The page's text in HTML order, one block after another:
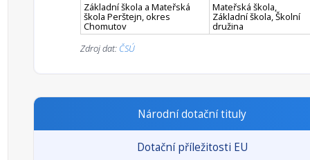
Základní škola a Mateřská
škola Perštejn, okres
Chomutov
Mateřská škola,
Základní škola, Školní
družina
Zdroj dat: ČSÚ
Národní dotační tituly
Dotační příležitosti EU